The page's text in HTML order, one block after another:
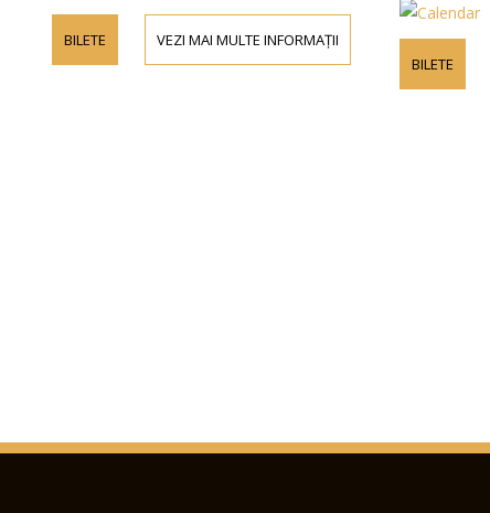
BILETE VEZI MAI MULTE INFORMAȚII
BILETE